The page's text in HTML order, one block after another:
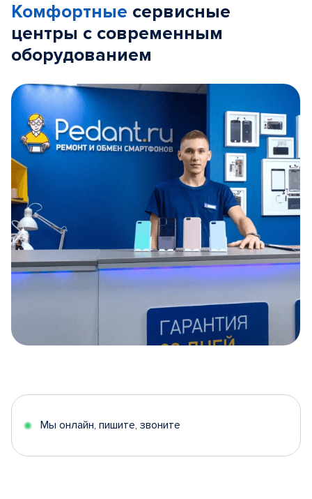
Комфортные сервисные
центры с современным
оборудованием
5
Мы онлайн, пишите, звоните